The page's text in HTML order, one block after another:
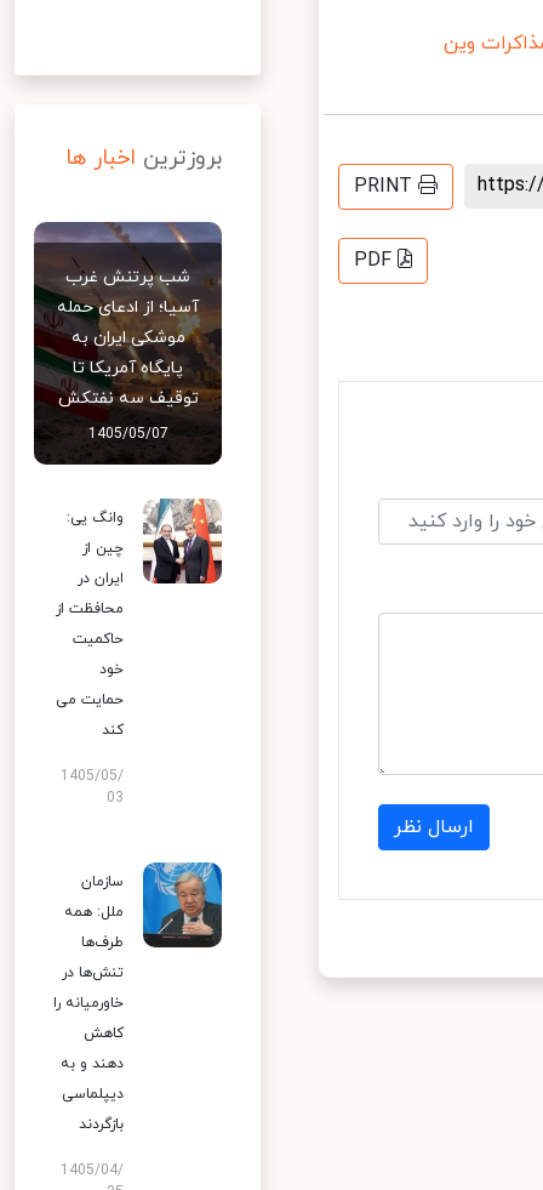
وین
PRINT
PDF
ارسال نظر
بروزترین اخبار ها
شب پرتنش غرب
آسیا؛ از ادعای حمله
موشکی ایران به
پایگاه آمریکا تا
توقیف سه نفتکش
1405/05/07
وانگ یی:
چین از
ایران در
محافظت از
حاکمیت
خود
حمایت می
کند
1405/05/
03
سازمان
ملل: همه
طرف‌ها
تنش‌ها در
خاورمیانه را
کاهش
دهند و به
دیپلماسی
بازگردند
1405/04/